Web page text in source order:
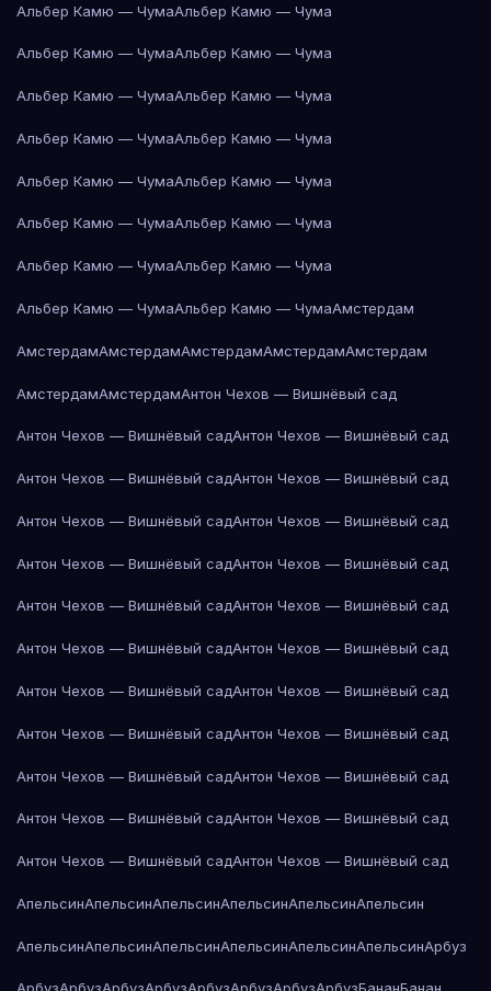
Альбер Камю — ЧумаАльбер Камю — Чума
Альбер Камю — ЧумаАльбер Камю — Чума
Альбер Камю — ЧумаАльбер Камю — Чума
Альбер Камю — ЧумаАльбер Камю — Чума
Альбер Камю — ЧумаАльбер Камю — Чума
Альбер Камю — ЧумаАльбер Камю — Чума
Альбер Камю — ЧумаАльбер Камю — Чума
Альбер Камю — ЧумаАльбер Камю — ЧумаАмстердам
АмстердамАмстердамАмстердамАмстердамАмстердам
АмстердамАмстердамАнтон Чехов — Вишнёвый сад
Антон Чехов — Вишнёвый садАнтон Чехов — Вишнёвый сад
Антон Чехов — Вишнёвый садАнтон Чехов — Вишнёвый сад
Антон Чехов — Вишнёвый садАнтон Чехов — Вишнёвый сад
Антон Чехов — Вишнёвый садАнтон Чехов — Вишнёвый сад
Антон Чехов — Вишнёвый садАнтон Чехов — Вишнёвый сад
Антон Чехов — Вишнёвый садАнтон Чехов — Вишнёвый сад
Антон Чехов — Вишнёвый садАнтон Чехов — Вишнёвый сад
Антон Чехов — Вишнёвый садАнтон Чехов — Вишнёвый сад
Антон Чехов — Вишнёвый садАнтон Чехов — Вишнёвый сад
Антон Чехов — Вишнёвый садАнтон Чехов — Вишнёвый сад
Антон Чехов — Вишнёвый садАнтон Чехов — Вишнёвый сад
АпельсинАпельсинАпельсинАпельсинАпельсинАпельсин
АпельсинАпельсинАпельсинАпельсинАпельсинАпельсинАрбуз